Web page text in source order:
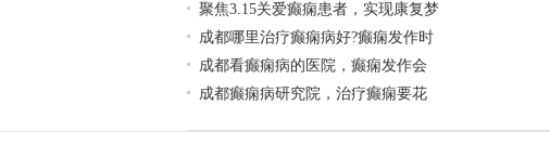
聚焦3.15关爱癫痫患者，实现康复梦
成都哪里治疗癫痫病好?癫痫发作时
成都看癫痫病的医院，癫痫发作会
成都癫痫病研究院，治疗癫痫要花